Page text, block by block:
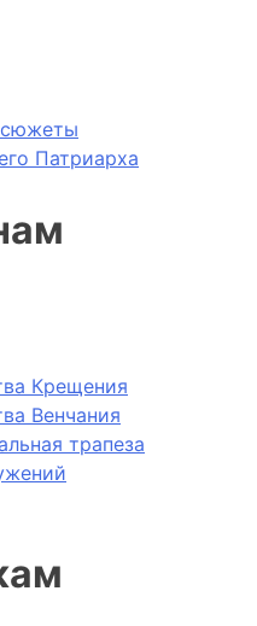
Патриарха
Крещения
Венчания
трапеза